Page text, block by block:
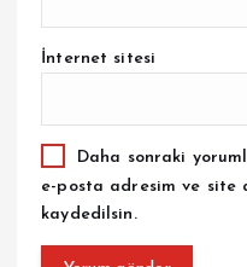
İnternet sitesi
Daha sonraki
e-posta adresim ve site
kaydedilsin.